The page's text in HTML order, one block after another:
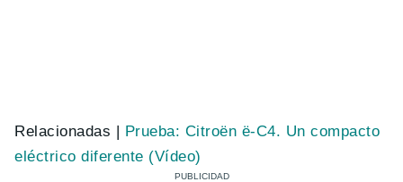
Relacionadas | Prueba: Citroën ë-C4. Un compacto
eléctrico diferente (Vídeo)